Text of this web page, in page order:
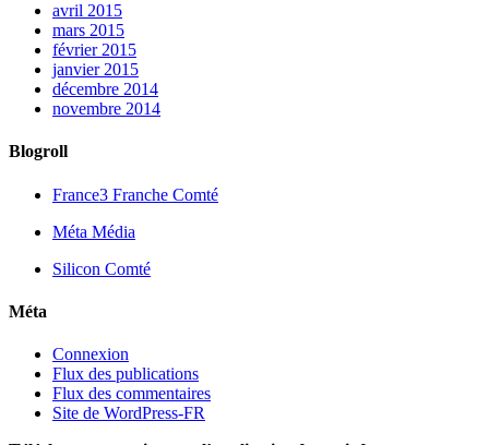
avril 2015
mars 2015
février 2015
janvier 2015
décembre 2014
novembre 2014
Blogroll
France3 Franche Comté
Méta Média
Silicon Comté
Méta
Connexion
Flux des publications
Flux des commentaires
Site de WordPress-FR